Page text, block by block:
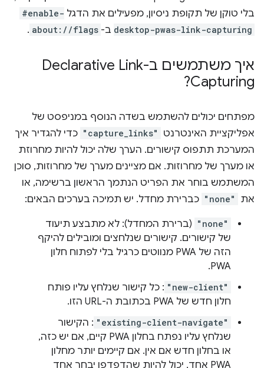
בלי טוקן של תקופת ניסיון, מפעילים את הדגל #enable-
desktop-pwas-link-capturing ב- about://flags
.
איך משתמשים ב-Declarative Link
Capturing?
מפתחים יכולים להשתמש בשדה הנוסף במניפסט של
אפליקציית האינטרנט
"capture_links" כדי להגדיר איך
המערכת תתפוס קישורים. הערך שלה יכול להיות מחרוזת
או מערך של מחרוזות. אם מציינים מערך של מחרוזות, סוכן
המשתמש בוחר את הפריט הנתמך הראשון ברשימה, או
את
"none" כברירת מחדל. יש תמיכה בערכים הבאים:
"none" (ברירת המחדל): לא מתבצע תיעוד
של קישורים. קישורים שנלחצים ומובילים להיקף
הזה של PWA מנווטים כרגיל בלי לפתוח חלון
PWA.
"new-client" : כל קישור שנלחץ עליו פותח
חלון חדש של PWA בכתובת ה-URL הזו.
"existing-client-navigate" : הקישור
שנלחץ עליו נפתח בחלון PWA קיים, אם יש כזה,
או בחלון חדש אם אין. אם קיימים יותר מחלון
PWA אחד, יכול להיות שהדפדפן יבחר אחד